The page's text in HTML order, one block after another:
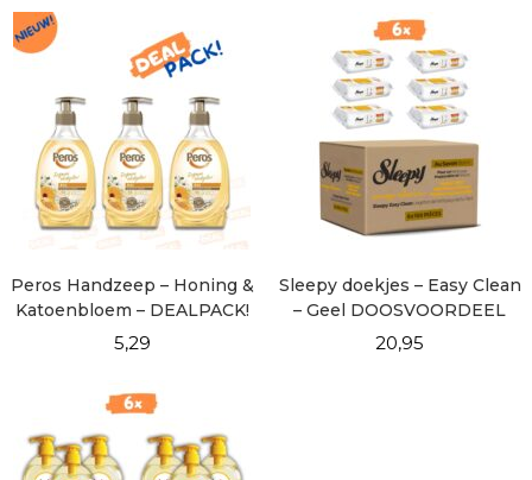
Peros Handzeep – Honing &
Katoenbloem – DEALPACK!
5,29
Sleepy doekjes – Easy Clean
– Geel DOOSVOORDEEL
6×100
20,95